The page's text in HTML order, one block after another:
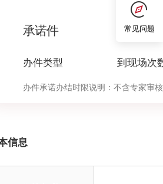
承诺件
办件类型
0
到现场次
办件承诺办结时限说明： 不含专家审
信息
常见问题